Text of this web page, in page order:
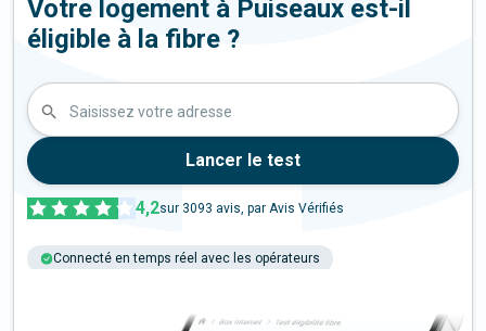
Votre logement à Puiseaux est-il
éligible à la fibre ?
Saisissez votre adresse
Lancer le test
4,2sur 3093 avis, par Avis Vérifiés
Connecté en temps réel avec les opérateurs